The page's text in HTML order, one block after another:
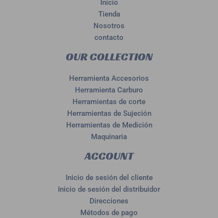
Inicio
Tienda
Nosotros
contacto
OUR COLLECTION
Herramienta Accesorios
Herramienta Carburo
Herramientas de corte
Herramientas de Sujeción
Herramientas de Medición
Maquinaria
ACCOUNT
Inicio de sesión del cliente
Inicio de sesión del distribuidor
Direcciones
Métodos de pago